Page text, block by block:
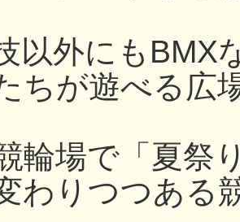
以外にもBMX
ちが遊べる広
輪場で「夏祭
わりつつある